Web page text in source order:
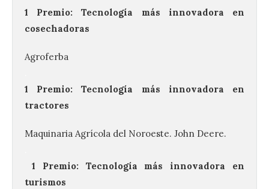
1 Premio: Tecnología más innovadora en
cosechadoras
Agroferba
1 Premio: Tecnología más innovadora en
tractores
Maquinaria Agrícola del Noroeste. John Deere.
1 Premio: Tecnología más innovadora en
turismos